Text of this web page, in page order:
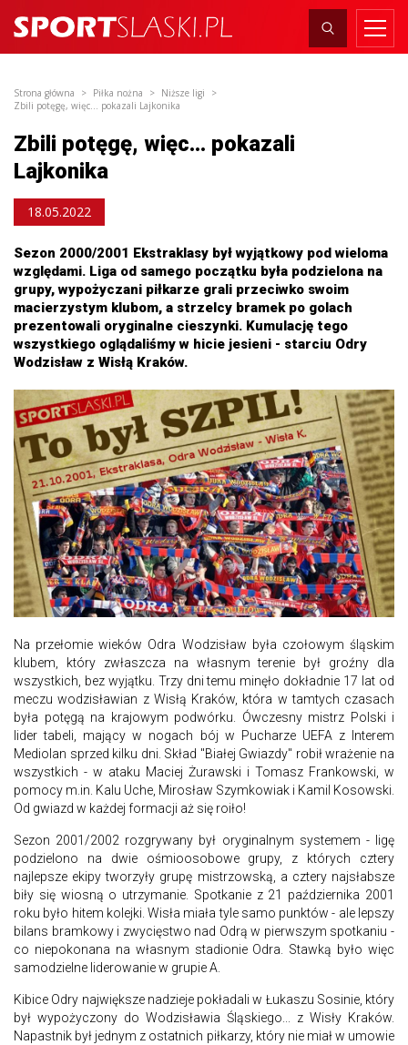
Strona główna Piłka nożna
Niższe ligi
Zbili potęgę, więc... pokazali Lajkonika
Zbili potęgę, więc... pokazali
Lajkonika
18.05.2022
Sezon 2000/2001 Ekstraklasy był wyjątkowy pod wieloma
względami. Liga od samego początku była podzielona na
grupy, wypożyczani piłkarze grali przeciwko swoim
macierzystym klubom, a strzelcy bramek po golach
prezentowali oryginalne cieszynki. Kumulację tego
wszystkiego oglądaliśmy w hicie jesieni - starciu Odry
Wodzisław z Wisłą Kraków.
Na przełomie wieków Odra Wodzisław była czołowym śląskim
klubem, który zwłaszcza na własnym terenie był groźny dla
wszystkich, bez wyjątku. Trzy dni temu minęło dokładnie 17 lat od
meczu wodzisławian z Wisłą Kraków, która w tamtych czasach
była potęgą na krajowym podwórku. Ówczesny mistrz Polski i
lider tabeli, mający w nogach bój w Pucharze UEFA z Interem
Mediolan sprzed kilku dni. Skład "Białej Gwiazdy" robił wrażenie na
wszystkich - w ataku Maciej Żurawski i Tomasz Frankowski, w
pomocy m.in. Kalu Uche, Mirosław Szymkowiak i Kamil Kosowski.
Od gwiazd w każdej formacji aż się roiło!
Sezon 2001/2002 rozgrywany był oryginalnym systemem - ligę
podzielono na dwie ośmioosobowe grupy, z których cztery
najlepsze ekipy tworzyły grupę mistrzowską, a cztery najsłabsze
biły się wiosną o utrzymanie. Spotkanie z 21 października 2001
roku było hitem kolejki. Wisła miała tyle samo punktów - ale lepszy
bilans bramkowy i zwycięstwo nad Odrą w pierwszym spotkaniu -
co niepokonana na własnym stadionie Odra. Stawką było więc
samodzielne liderowanie w grupie A.
Kibice Odry największe nadzieje pokładali w Łukaszu Sosinie, który
był wypożyczony do Wodzisławia Śląskiego... z Wisły Kraków.
Napastnik był jednym z ostatnich piłkarzy, który nie miał w umowie